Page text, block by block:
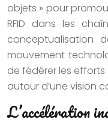
objets » pour
RFID dans les
conceptualisation
mouvement
de fédérer les
autour d’une vision
L’accélération